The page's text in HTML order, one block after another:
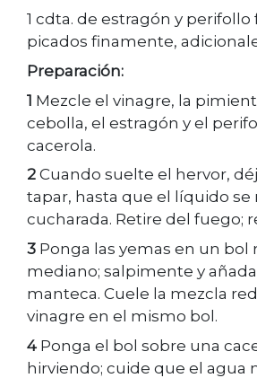
1 cdta. de estragón y perifollo
picados finamente,
Preparación:
1 Mezcle el vinagre, la
cebolla, el estragón y el
cacerola.
2 Cuando suelte el hervor,
tapar, hasta que el líquido se
cucharada. Retire del fuego;
3 Ponga las yemas en un bol
mediano; salpimente y
manteca. Cuele la mezcla
vinagre en el mismo bol.
4 Ponga el bol sobre una
hirviendo; cuide que el agua